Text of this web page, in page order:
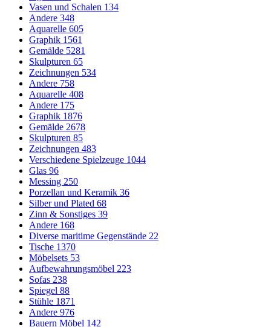
Vasen und Schalen 134
Andere 348
Aquarelle 605
Graphik 1561
Gemälde 5281
Skulpturen 65
Zeichnungen 534
Andere 758
Aquarelle 408
Andere 175
Graphik 1876
Gemälde 2678
Skulpturen 85
Zeichnungen 483
Verschiedene Spielzeuge 1044
Glas 96
Messing 250
Porzellan und Keramik 36
Silber und Plated 68
Zinn & Sonstiges 39
Andere 168
Diverse maritime Gegenstände 22
Tische 1370
Möbelsets 53
Aufbewahrungsmöbel 223
Sofas 238
Spiegel 88
Stühle 1871
Andere 976
Bauern Möbel 142